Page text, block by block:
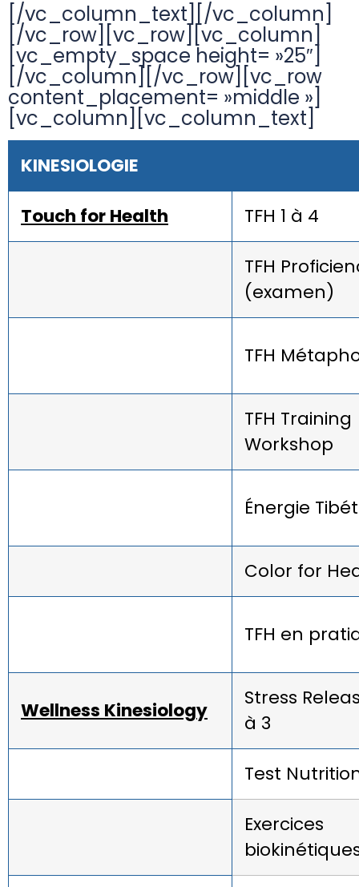
[/vc_column_text][/vc_column]
[/vc_row][vc_row][vc_column]
[vc_empty_space height= »25″]
[/vc_column][/vc_row][vc_row
content_placement= »middle »]
[vc_column][vc_column_text]
KINESIOLOGIE
Touch for Health TFH 1 à 4
TFH
(examen)
TFH
TFH Training
Workshop
Énergie
Color for
TFH en
Wellness Kinesiology
Stress
à 3
Test
Exercices